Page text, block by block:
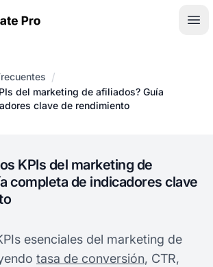
/
del marketing de afiliados? Guía
clave de rendimiento
KPIs del marketing de
completa de indicadores clave
esenciales del marketing de
tasa de conversión, CTR,